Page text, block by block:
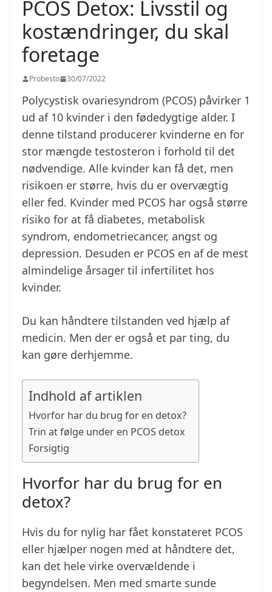
PCOS Detox: Livsstil og
kostændringer, du skal
foretage
Probesto 30/07/2022
Polycystisk ovariesyndrom (PCOS) påvirker 1
ud af 10 kvinder i den fødedygtige alder. I
denne tilstand producerer kvinderne en for
stor mængde testosteron i forhold til det
nødvendige. Alle kvinder kan få det, men
risikoen er større, hvis du er overvægtig
eller fed. Kvinder med PCOS har også større
risiko for at få diabetes, metabolisk
syndrom, endometriecancer, angst og
depression. Desuden er PCOS en af de mest
almindelige årsager til infertilitet hos
kvinder.
Du kan håndtere tilstanden ved hjælp af
medicin. Men der er også et par ting, du
kan gøre derhjemme.
Indhold af artiklen
Hvorfor har du brug for en detox?
Trin at følge under en PCOS detox
Forsigtig
Hvorfor har du brug for en
detox?
Hvis du for nylig har fået konstateret PCOS
eller hjælper nogen med at håndtere det,
kan det hele virke overvældende i
begyndelsen. Men med smarte sunde